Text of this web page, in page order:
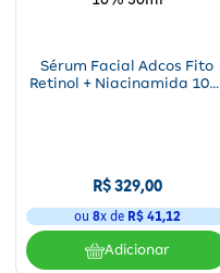
Sérum Facial Adcos Fito
Retinol + Niacinamida 10%
R$329,00
ou 8x de R$ 41,12
Adicionar